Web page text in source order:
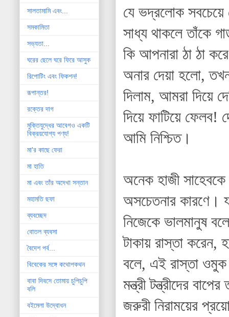
যে ভদ্রলোক সবচেয়ে
সাধ্য থাকলে তাঁকে
কি আপনারা ঠা ঠা
অনার দেয়া হলো,
দিলাম, আমরা দিয়ে
দিয়ে ফাটিয়ে ফেলব!
আমি নিশ্চিত।
অনেক হাজী
অসচেতনার কারণে।
নিজেকে ভালমানুষ
টাকায় রাস্তা করেন,
বলে, এই রাস্তা ওমুক
মন্ত্রী টন্ত্রীদের
জরুরী নিরাময়ের
সালতামামি এবং...
সমকামিতা
সভ্যতা...
ঘরের ছেলে ঘরে ফিরে আসুক
রিপোটিং এবং ফিকশন!
রূপান্তর!
রক্তের দাগ
মুক্তিযুদ্ধের আবেগও একটি
বিক্রয়যোগ্য পণ্য!
মা'র কাছে ফেরা
মা হাতি
মা এবং তাঁর অদেখা সন্তান
মহামতি ছফা
ব্যবচ্ছেদ
বোতল ব্যবসা
বৈদেশ পর্ব...
বিবেকের সঙ্গে কথোপকথন
বাবা দিবসে তোমায় চুপিচুপি
বলি
বইমেলা উদ্বোধন